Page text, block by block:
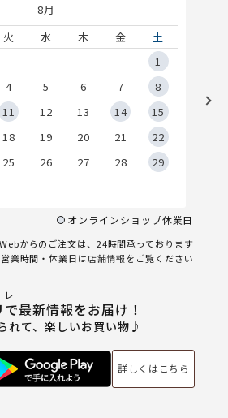
8月
火 水 木 金
土
1
4 5 6 7
8
11 12 13 14
15
18 19 20 21
22
25 26 27 28
29
オンラインショップ休業日
からのご注文は、24時間承っております
業時間・休業日は店舗情報をご覧ください
レ
最新情報をお届け！
れて、楽しいお買い物♪
詳しくはこちら